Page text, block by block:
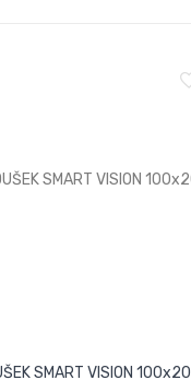
SMART VISION